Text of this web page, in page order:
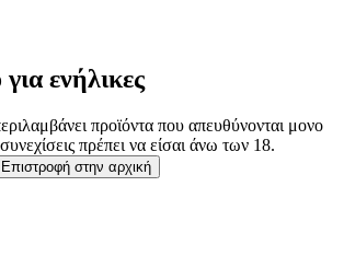
ενήλικες
προϊόντα που απευθύνονται μονο
πρέπει να είσαι άνω των 18.
Επιστροφή στην αρχική